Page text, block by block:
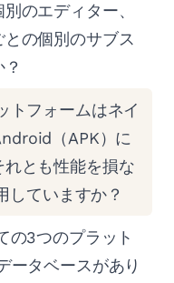
のエディター、
の個別のサブス
トフォームはネイ
（APK）に
とも性能を損な
していますか？
の3つのプラット
ータベースがあり